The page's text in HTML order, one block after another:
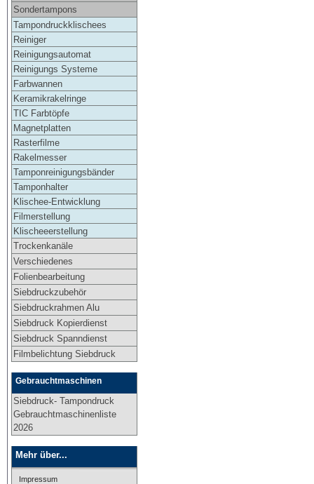
Sondertampons
Tampondruckklischees
Reiniger
Reinigungsautomat
Reinigungs Systeme
Farbwannen
Keramikrakelringe
TIC Farbtöpfe
Magnetplatten
Rasterfilme
Rakelmesser
Tamponreinigungsbänder
Tamponhalter
Klischee-Entwicklung
Filmerstellung
Klischeeerstellung
Trockenkanäle
Verschiedenes
Folienbearbeitung
Siebdruckzubehör
Siebdruckrahmen Alu
Siebdruck Kopierdienst
Siebdruck Spanndienst
Filmbelichtung Siebdruck
Gebrauchtmaschinen
Siebdruck- Tampondruck
Gebrauchtmaschinenliste
2026
Mehr über...
Impressum